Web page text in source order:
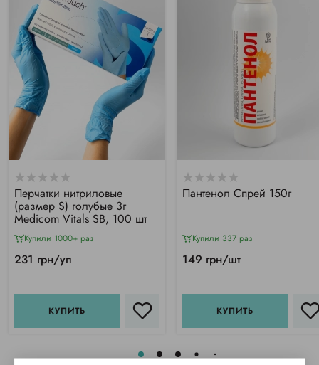
Перчатки нитриловые
(размер S) голубые 3г
Medicom Vitals SB, 100 шт
Купили 1000+ раз
231 грн/уп
КУПИТЬ
Пантенол Спрей 150г
Купили 337 раз
149 грн/шт
КУПИТЬ